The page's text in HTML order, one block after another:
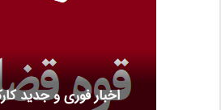
اخبار فوری و جدید